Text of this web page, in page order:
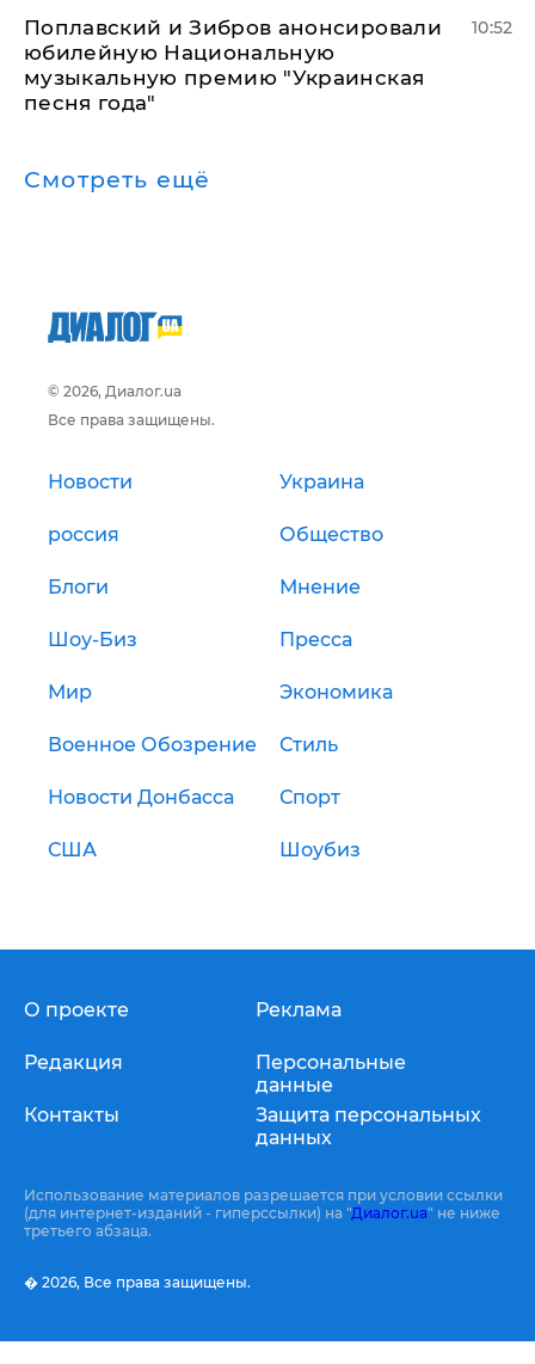
Поплавский и Зибров анонсировали
юбилейную Национальную
музыкальную премию "Украинская
песня года"
10:52
Смотреть ещё
© 2026, Диалог.ua
Все права защищены.
Новости Украина
россия Общество
Блоги Мнение
Шоу-Биз Пресса
Мир Экономика
Военное Обозрение Стиль
Новости Донбасса Спорт
США Шоубиз
О проекте
Редакция
Контакты
Реклама
Персональные
данные
Защита персональных
данных
Использование материалов разрешается при условии ссылки
(для интернет-изданий - гиперссылки) на "Диалог.ua" не ниже
третьего абзаца.
� 2026, Все права защищены.